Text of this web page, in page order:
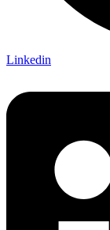
Linkedin